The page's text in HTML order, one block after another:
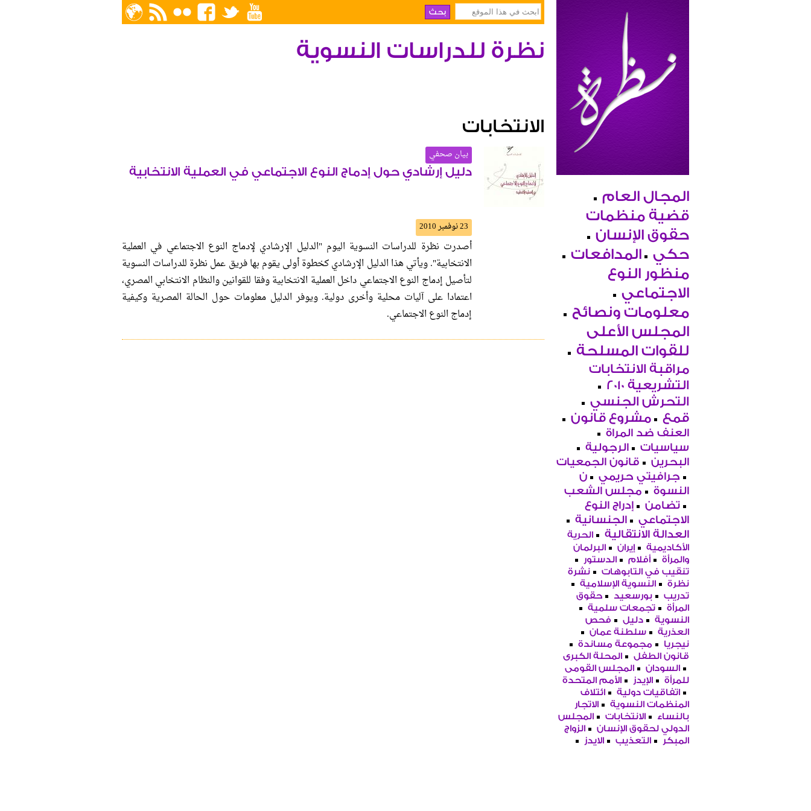
المجال العام
قضية منظمات
حقوق الإنسان
حكي
المدافعات
منظور النوع
الاجتماعي
معلومات ونصائح
المجلس الأعلى
للقوات المسلحة
مراقبة الانتخابات
التشريعية 2010
التحرش الجنسي
قمع
مشروع قانون
العنف ضد المراة
سياسيات
الرجولية
البحرين
قانون الجمعيات
جرافيتي حريمي
ن
النسوة
مجلس الشعب
تضامن
إدراج النوع
الاجتماعي
الجنسانية
العدالة الانتقالية
الحرية
الأكاديمية
إيران
البرلمان
والمرأة
أفلام
الدستور
تنقيب في التابوهات
نشرة
نظرة
النسوية الإسلامية
تدريب
بورسعيد
حقوق
المرأة
تجمعات سلمية
النسوية
دليل
فحص
العذرية
سلطنة عمان
نيجريا
مجموعة مساندة
قانون الطفل
المحلة الكبرى
السودان
المجلس القومى
للمرأة
الإيدز
الأمم المتحدة
اتفاقيات دولية
ائتلاف
المنظمات النسوية
الاتجار
بالنساء
الانتخابات
المجلس
الدولي لحقوق الإنسان
الزواج
المبكر
التعذيب الايدز
نظرة للدراسات النسوية
الانتخابات
بيان صحفي
دليل إرشادي حول إدماج النوع الاجتماعي في العملية الانتخابية
23 نوفمبر 2010
أصدرت نظرة للدراسات النسوية اليوم "الدليل الإرشادي لإدماج النوع الاجتماعي في العملية
الانتخابية". ويأتي هذا الدليل الإرشادي كخطوة أولى يقوم بها فريق عمل نظرة للدراسات النسوية
لتأصيل إدماج النوع الاجتماعي داخل العملية الانتخابية وفقا للقوانين والنظام الانتخابي المصري،
اعتمادا على آليات محلية وأخرى دولية. ويوفر الدليل معلومات حول الحالة المصرية وكيفية
إدماج النوع الاجتماعي.